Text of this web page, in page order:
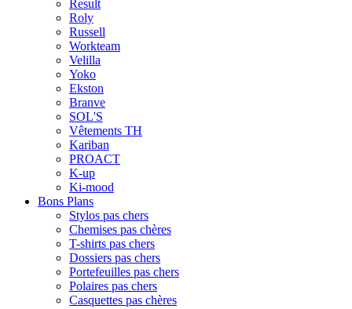
Result
Roly
Russell
Workteam
Velilla
Yoko
Ekston
Branve
SOL'S
Vêtements TH
Kariban
PROACT
K-up
Ki-mood
Bons Plans
Stylos pas chers
Chemises pas chères
T-shirts pas chers
Dossiers pas chers
Portefeuilles pas chers
Polaires pas chers
Casquettes pas chères